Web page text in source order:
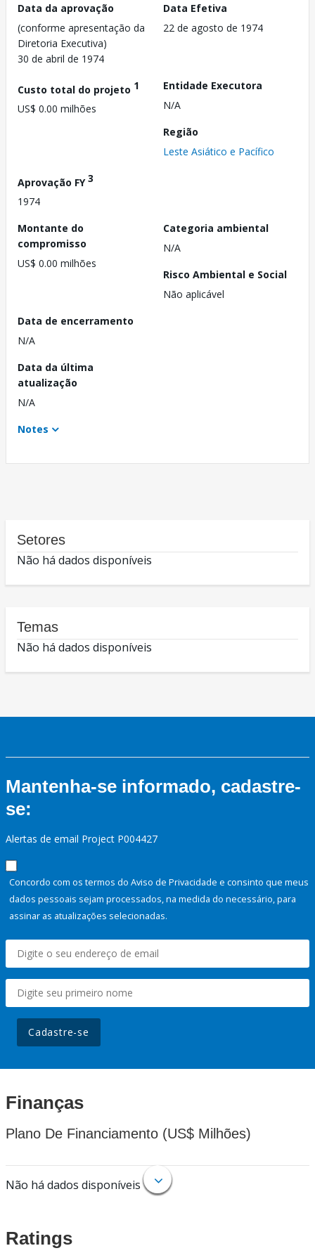
Data da aprovação
(conforme apresentação da
Diretoria Executiva)
30 de abril de 1974
Data Efetiva
22 de agosto de 1974
Custo total do projeto 1
US$ 0.00 milhões
Entidade Executora
N/A
Região
Leste Asiático e Pacífico
Aprovação FY3
1974
Montante do
compromisso
US$ 0.00 milhões
Categoria ambiental
N/A
Risco Ambiental e Social
Não aplicável
Data de encerramento
N/A
Data da última
atualização
N/A
Notes
Setores
Não há dados disponíveis
Temas
Não há dados disponíveis
Mantenha-se informado, cadastre-
se:
Alertas de email Project P004427
Concordo com os termos do Aviso de Privacidade e consinto que meus
dados pessoais sejam processados, na medida do necessário, para
assinar as atualizações selecionadas.
Cadastre-se
Finanças
Plano De Financiamento (US$ Milhões)
Não há dados disponíveis
Ratings